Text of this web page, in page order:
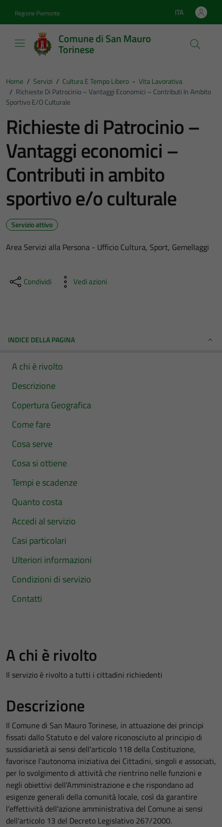
Regione Piemonte Lingua attiva:
ITA
Comune di San Mauro
Torinese
Home / Servizi / Cultura E Tempo Libero - Vita Lavorativa
/ Richieste Di Patrocinio – Vantaggi Economici – Contributi In Ambito
Sportivo E/o Culturale
Richieste di Patrocinio –
Vantaggi economici –
Contributi in ambito
sportivo e/o culturale
Servizio attivo
Area Servizi alla Persona - Ufficio Cultura, Sport, Gemellaggi
Condividi Vedi azioni
INDICE DELLA PAGINA
A chi è rivolto
Descrizione
Copertura Geografica
Come fare
Cosa serve
Cosa si ottiene
Tempi e scadenze
Quanto costa
Accedi al servizio
Casi particolari
Ulteriori informazioni
Condizioni di servizio
Contatti
A chi è rivolto
Il servizio è rivolto a tutti i cittadini richiedenti
Descrizione
Il Comune di San Mauro Torinese, in attuazione dei principi
fissati dallo Statuto e del valore riconosciuto al principio di
sussidiarietà ai sensi dell'articolo 118 della Costituzione,
favorisce l'autonoma iniziativa dei Cittadini, singoli e associati,
per lo svolgimento di attività che rientrino nelle funzioni e
negli obiettivi dell'Amministrazione e che rispondano ad
esigenze generali della comunità locale, così da garantire
l'effettività dell'azione amministrativa del Comune ai sensi
dell'articolo 13 del Decreto Legislativo 267/2000.